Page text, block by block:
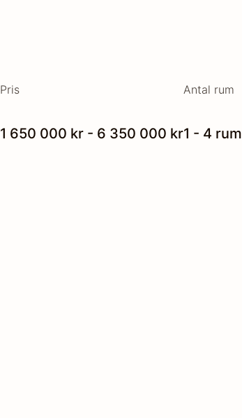
Pris
1 650 000 kr - 6 350 000 kr
Antal rum
1 - 4 rum